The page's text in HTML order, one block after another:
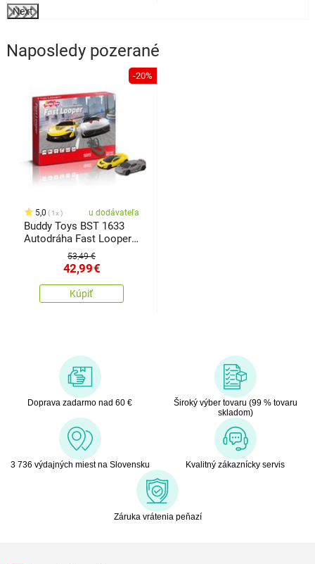
Next
Naposledy pozerané
-20%
5,0 1x u dodávateľa
Buddy Toys BST 1633
Autodráha Fast Looper,
53,49 €
42,99€
Kúpiť
Doprava zadarmo nad 60 €
Široký výber tovaru (99 % tovaru
skladom)
3 736 výdajných miest na Slovensku Kvalitný zákaznícky servis
Záruka vrátenia peňazí